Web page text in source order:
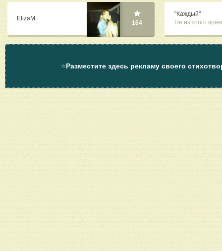
ElizaM
164
"Каждый"
Не из этого
⭐Разместите здесь рекламу своего